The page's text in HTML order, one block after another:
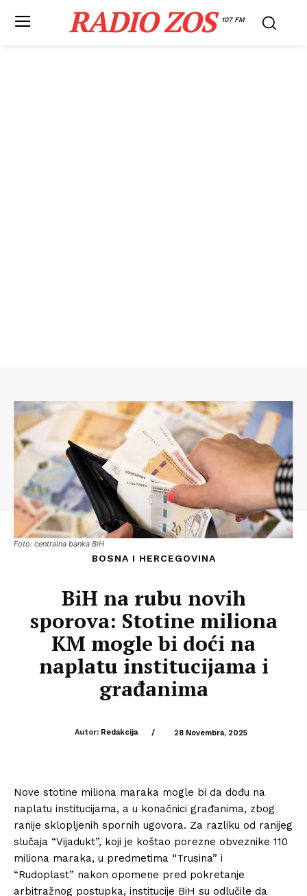
RADIO ZOS 107 FM
Foto: centralna banka BiH
BOSNA I HERCEGOVINA
BiH na rubu novih
sporova: Stotine miliona
KM mogle bi doći na
naplatu institucijama i
građanima
Autor: Redakcija / 28 Novembra, 2025
Nove stotine miliona maraka mogle bi da dođu na
naplatu institucijama, a u konačnici građanima, zbog
ranije sklopljenih spornih ugovora. Za razliku od ranijeg
slučaja “Vijadukt”, koji je koštao porezne obveznike 110
miliona maraka, u predmetima “Trusina” i
“Rudoplast” nakon opomene pred pokretanje
arbitražnog postupka, institucije BiH su odlučile da